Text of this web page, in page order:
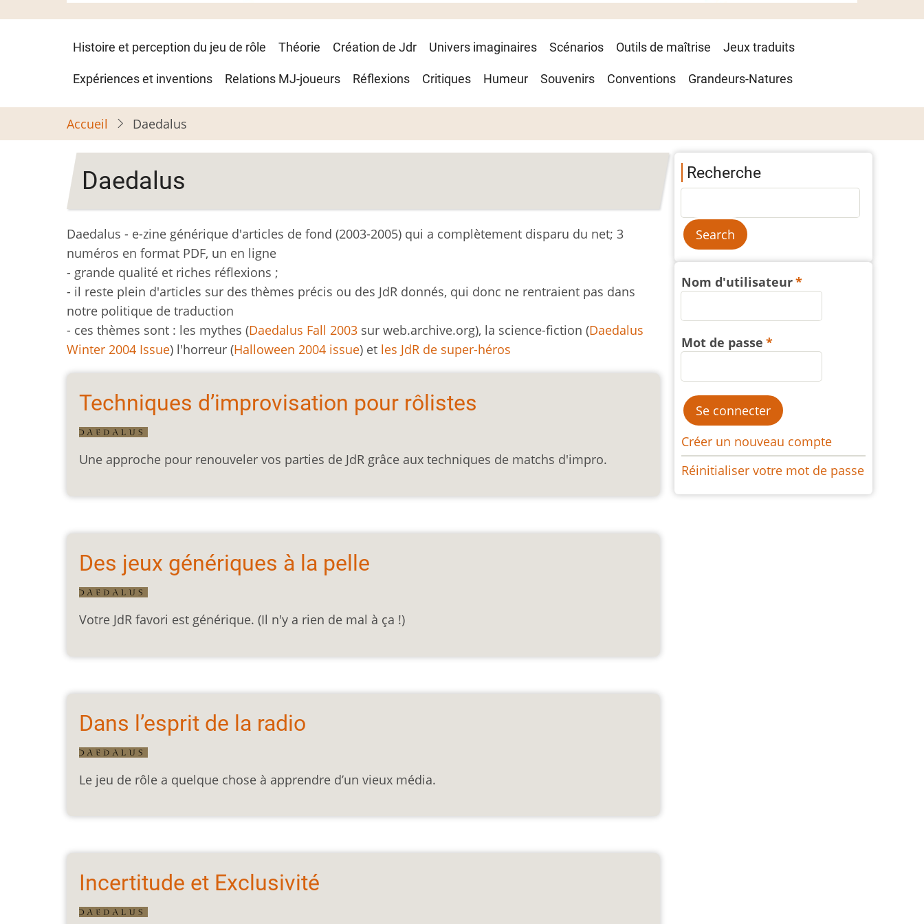
Navigation
principale
Histoire et perception du jeu de rôle Théorie Création de Jdr Univers imaginaires Scénarios Outils de maîtrise Jeux traduits
Expériences et inventions Relations MJ-joueurs Réflexions Critiques Humeur Souvenirs Conventions Grandeurs-Natures
Accueil Daedalus
Daedalus
Daedalus - e-zine générique d'articles de fond (2003-2005) qui a complètement disparu du net; 3
numéros en format PDF, un en ligne
- grande qualité et riches réflexions ;
- il reste plein d'articles sur des thèmes précis ou des JdR donnés, qui donc ne rentraient pas dans
notre politique de traduction
- ces thèmes sont : les mythes (Daedalus Fall 2003 sur web.archive.org), la science-fiction (Daedalus
Winter 2004 Issue) l'horreur (Halloween 2004 issue) et les JdR de super-héros
Techniques d’improvisation pour rôlistes
Une approche pour renouveler vos parties de JdR grâce aux techniques de matchs d'impro.
Des jeux génériques à la pelle
Votre JdR favori est générique. (Il n'y a rien de mal à ça !)
Dans l’esprit de la radio
Le jeu de rôle a quelque chose à apprendre d’un vieux média.
Incertitude et Exclusivité
Recherche
Nom d'utilisateur
Mot de passe
Créer un nouveau compte
Réinitialiser votre mot de passe